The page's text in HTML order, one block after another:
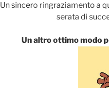
Un sincero ringraziamento a
serata di
Un altro ottimo modo